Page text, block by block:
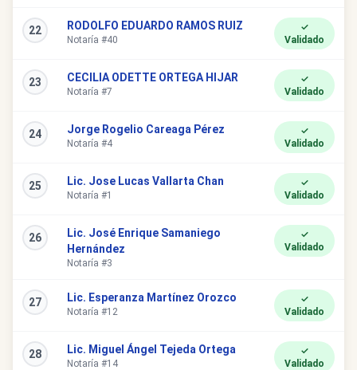
22 RODOLFO EDUARDO RAMOS RUIZ
Notaría #40
✓
Validado
23 CECILIA ODETTE ORTEGA HIJAR
Notaría #7
✓
Validado
24 Jorge Rogelio Careaga Pérez
Notaría #4
✓
Validado
25 Lic. Jose Lucas Vallarta Chan
Notaría #1
✓
Validado
26
Lic. José Enrique Samaniego
Hernández
Notaría #3
✓
Validado
27 Lic. Esperanza Martínez Orozco
Notaría #12
✓
Validado
28 Lic. Miguel Ángel Tejeda Ortega
Notaría #14
✓
Validado